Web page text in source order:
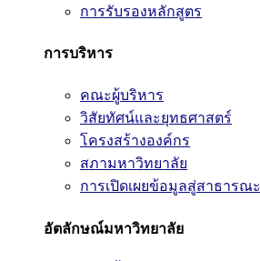
การรับรองหลักสูตร
การบริหาร
คณะผู้บริหาร
วิสัยทัศน์และยุทธศาสตร์
โครงสร้างองค์กร
สภามหาวิทยาลัย
การเปิดเผยข้อมูลสู่สาธารณะ
อัตลักษณ์มหาวิทยาลัย